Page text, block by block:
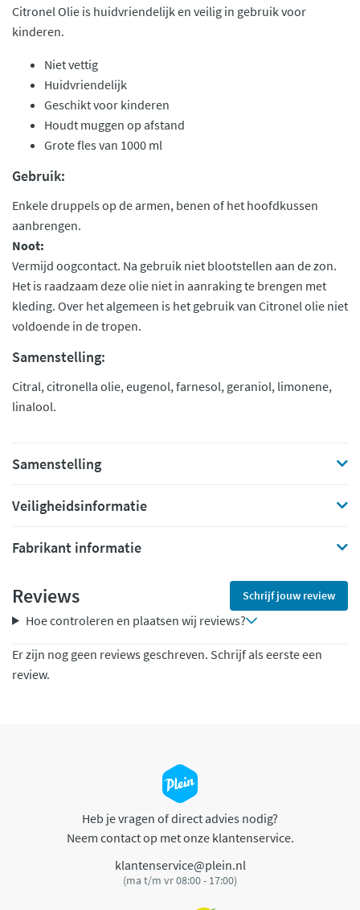
Citronel Olie is huidvriendelijk en veilig in gebruik voor
kinderen.
Niet vettig
Huidvriendelijk
Geschikt voor kinderen
Houdt muggen op afstand
Grote fles van 1000 ml
Gebruik:
Enkele druppels op de armen, benen of het hoofdkussen
aanbrengen.
Noot:
Vermijd oogcontact. Na gebruik niet blootstellen aan de zon.
Het is raadzaam deze olie niet in aanraking te brengen met
kleding. Over het algemeen is het gebruik van Citronel olie niet
voldoende in de tropen.
Samenstelling:
Citral, citronella olie, eugenol, farnesol, geraniol, limonene,
linalool.
Samenstelling
Veiligheidsinformatie
Fabrikant informatie
Reviews Schrijf jouw review
Hoe controleren en plaatsen wij reviews?
Er zijn nog geen reviews geschreven. Schrijf als eerste een
review.
Heb je vragen of direct advies nodig?
Neem contact op met onze klantenservice.
klantenservice@plein.nl
(ma t/m vr 08:00 - 17:00)